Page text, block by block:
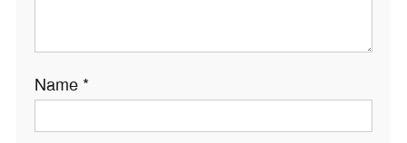
Name *